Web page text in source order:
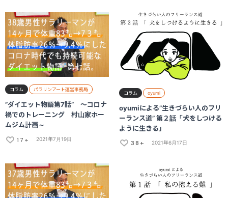
コラム パラリンアート運営事務局
”ダイエット物語第7話” ～コロナ
禍でのトレーニング 村山家ホー
ムジム計画～
17+
2021年7月19日
コラム oyumi
oyumiによる”生きづらい人のフリ
ーランス道” 第２話「犬をしつける
ように生きる」
38+
2021年6月17日